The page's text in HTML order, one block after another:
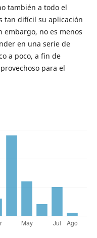
también a todo el
tan difícil su aplicación
embargo, no es menos
en una serie de
a poco, a fin de
para el